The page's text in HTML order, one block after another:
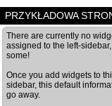
PRZYKŁADOWA
There are currently no
assigned to the left-
some!
Once you add widgets to
sidebar, this default
go away.